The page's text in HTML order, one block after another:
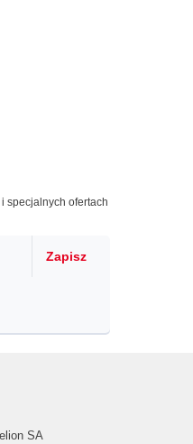
specjalnych ofertach
Zapisz
SA